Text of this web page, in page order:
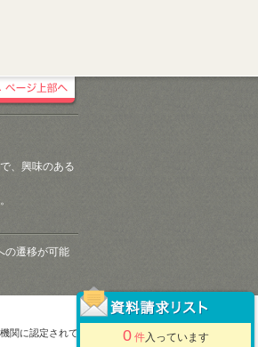
0 件入っています
、興味のある
の遷移が可能
関に認定されて